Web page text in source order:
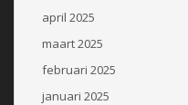
april 2025
maart 2025
februari 2025
januari 2025